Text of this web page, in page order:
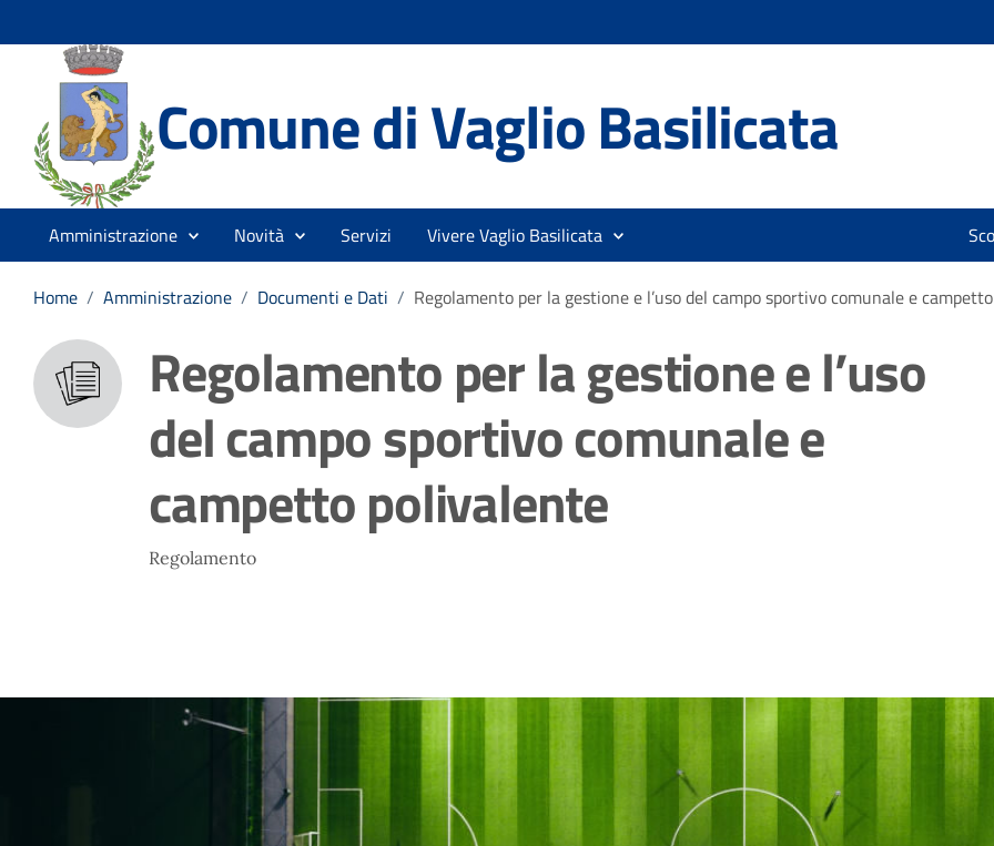
Comune di Vaglio Basilicata
Amministrazione Novità Servizi Vivere Vaglio Basilicata
Home / Amministrazione / Documenti e Dati / Regolamento per la gestione e l’uso del campo sportivo comunale e
Regolamento per la gestione e l’uso
del campo sportivo comunale e
campetto polivalente
Regolamento